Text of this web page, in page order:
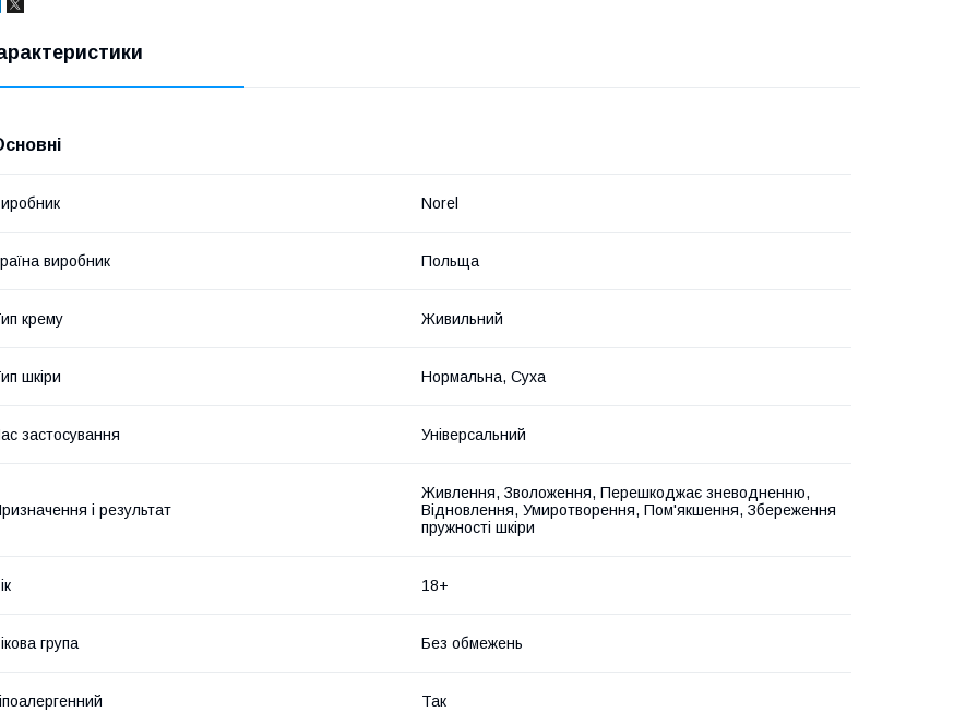
Norel
виробник Польща
крему Живильний
шкіри Нормальна, Суха
застосування Універсальний
і результат
Живлення, Зволоження, Перешкоджає зневодненню,
Відновлення, Умиротворення, Пом'якшення, Збереження
пружності шкіри
18+
група Без обмежень
Так